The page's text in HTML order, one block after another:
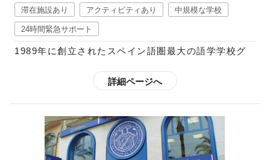
スペイン語中級以上向けには、ビジネス分野でのスペ
イン語を学べるコースや、インターンシップ・ボラン
ティアに参加できるプログラムなども用意されている
ので、初心者～上級者までしっかりと学ぶことができ
祭日以外は開講しているので、スペインの多彩なお祭
りやイベントの開催期間中に特別アクティビティへ参
加することも可能です。さらに、都市によって魅力が
滞在施設あり アクティビティあり 中規模な学校
24時間緊急サポート
1989年に創立されたスペイン語圏最大の語学学校グ
国に21校の校舎を展開しており、毎年世界52ヶ国か
スペイン語で快適なコミュニケーションを図り、スペ
イン語で自身の考えを他人に理解してもらえることを
ゴールとしているエンフォレックスの教育プログラム
詳細ページへ